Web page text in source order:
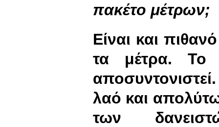
πακέτο μέτρων;
Είναι και
τα μέτρα. Το
λαό και
των